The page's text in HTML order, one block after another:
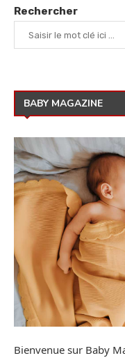
Rechercher
BABY MAGAZINE
Bienvenue sur Baby